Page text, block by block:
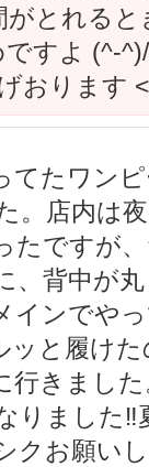
とれる
すよ (^-
げおりま
てたワン
。店内は
たですが
、背中が
インでや
ッと履け
行きまし
りました
クお願い